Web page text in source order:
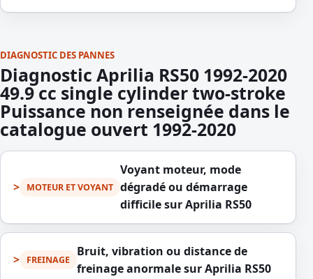
DIAGNOSTIC DES PANNES
Diagnostic Aprilia RS50 1992-2020
49.9 cc single cylinder two-stroke
Puissance non renseignée dans le
catalogue ouvert 1992-2020
MOTEUR ET VOYANT
Voyant moteur, mode
dégradé ou démarrage
difficile sur Aprilia RS50
FREINAGE
Bruit, vibration ou distance de
freinage anormale sur Aprilia RS50